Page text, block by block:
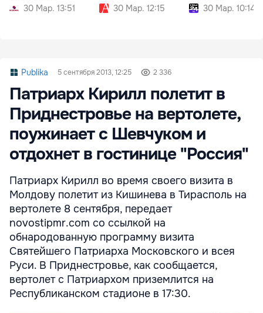
30 Мар. 13:51
30 Мар. 12:15
30 Мар. 10:14
Publika 5 сентября 2013, 12:25 2 336
Патриарх Кирилл полетит в
Приднестровье на вертолете,
поужинает с Шевчуком и
отдохнет в гостинице "Россия"
Патриарх Кирилл во время своего визита в
Молдову полетит из Кишинева в Тирасполь на
вертолете 8 сентября, передает
novostipmr.com со ссылкой на
обнародованную программу визита
Святейшего Патриарха Московского и всея
Руси. В Приднестровье, как сообщается,
вертолет с Патриархом приземлится на
Республиканском стадионе в 17:30.